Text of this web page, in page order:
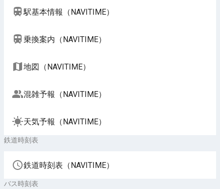
駅基本情報（NAVITIME）
乗換案内（NAVITIME）
地図（NAVITIME）
混雑予報（NAVITIME）
天気予報（NAVITIME）
鉄道時刻表
鉄道時刻表（NAVITIME）
バス時刻表